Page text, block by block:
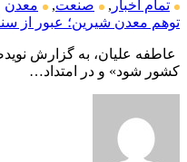
تمام اخبار , صنعت,
معدن
توهم معدن شیرین؛ عبور از
عاطفه علیان، به گزارش
کشور شود» و در امتداد…